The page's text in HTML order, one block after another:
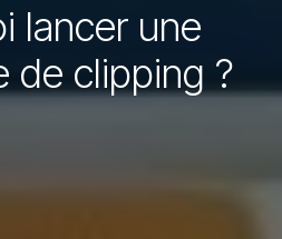
lancer une
de clipping ?